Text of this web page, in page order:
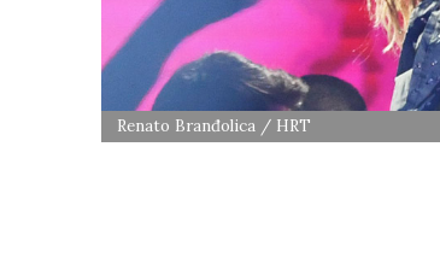
Renato Branđolica / HRT